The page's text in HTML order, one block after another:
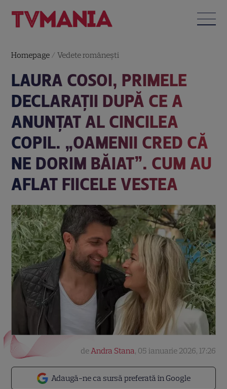
Homepage /Vedete româneşti
LAURA COSOI, PRIMELE
DECLARAȚII DUPĂ CE A
ANUNȚAT AL CINCILEA
COPIL. „OAMENII CRED CĂ
NE DORIM BĂIAT”. CUM AU
AFLAT FIICELE VESTEA
Adaugă-ne ca sursă preferată în Google
deAndra Stana, 05 ianuarie 2026, 17:26